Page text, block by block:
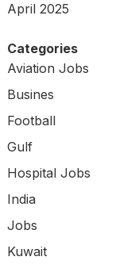
April 2025
Categories
Aviation Jobs
Busines
Football
Gulf
Hospital Jobs
India
Jobs
Kuwait